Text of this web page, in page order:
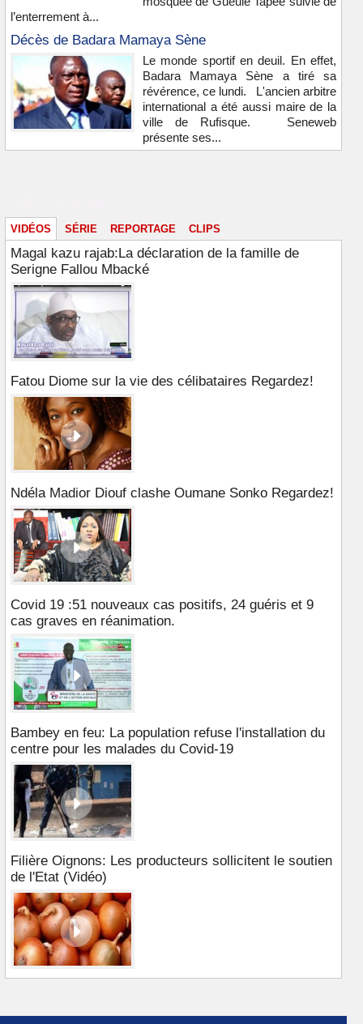
l’enterrement à...
Décès de Badara Mamaya Sène
Le monde sportif en deuil. En effet,
Badara Mamaya Sène a tiré sa
révérence, ce lundi. L'ancien arbitre
international a été aussi maire de la
ville de Rufisque. Seneweb
présente ses...
VIDÉOS SÉRIE REPORTAGE CLIPS
Magal kazu rajab:La déclaration de la famille de
Serigne Fallou Mbacké
Fatou Diome sur la vie des célibataires Regardez!
Ndéla Madior Diouf clashe Oumane Sonko Regardez!
Covid 19 :51 nouveaux cas positifs, 24 guéris et 9
cas graves en réanimation.
Bambey en feu: La population refuse l'installation du
centre pour les malades du Covid-19
Filière Oignons: Les producteurs sollicitent le soutien
de l'Etat (Vidéo)